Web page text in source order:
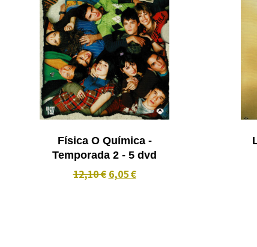
Física O Química -
Temporada 2 - 5 dvd
12,10 € 6,05 €